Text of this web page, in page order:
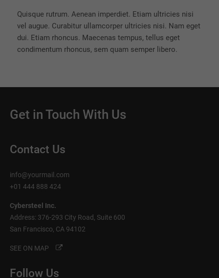
Quisque rutrum. Aenean imperdiet. Etiam ultricies nisi
vel augue. Curabitur ullamcorper ultricies nisi. Nam eget
dui. Etiam rhoncus. Maecenas tempus, tellus eget
condimentum rhoncus, sem quam semper libero.
Get in Touch With Us
Contact Us
info@yourmail.com
+01 444 888 424
Cybersteel Inc.
Address: 376-293 City Road, Suite 600
San Francisco, CA 94102
SEE ON MAP
Follow Us